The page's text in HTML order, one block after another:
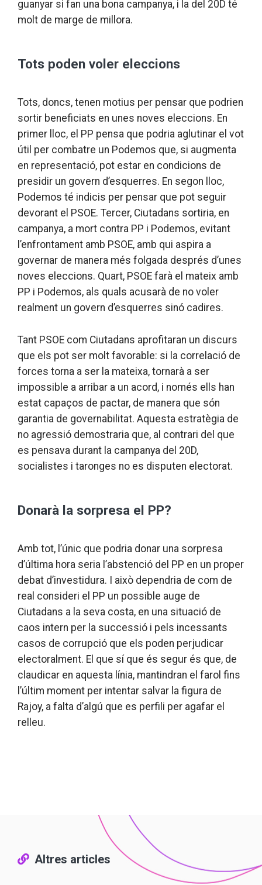
guanyar si fan una bona campanya, i la del 20D té
molt de marge de millora.
Tots poden voler eleccions
Tots, doncs, tenen motius per pensar que podrien
sortir beneficiats en unes noves eleccions. En
primer lloc, el PP pensa que podria aglutinar el vot
útil per combatre un Podemos que, si augmenta
en representació, pot estar en condicions de
presidir un govern d’esquerres. En segon lloc,
Podemos té indicis per pensar que pot seguir
devorant el PSOE. Tercer, Ciutadans sortiria, en
campanya, a mort contra PP i Podemos, evitant
l’enfrontament amb PSOE, amb qui aspira a
governar de manera més folgada després d’unes
noves eleccions. Quart, PSOE farà el mateix amb
PP i Podemos, als quals acusarà de no voler
realment un govern d’esquerres sinó cadires.
Tant PSOE com Ciutadans aprofitaran un discurs
que els pot ser molt favorable: si la correlació de
forces torna a ser la mateixa, tornarà a ser
impossible a arribar a un acord, i només ells han
estat capaços de pactar, de manera que són
garantia de governabilitat. Aquesta estratègia de
no agressió demostraria que, al contrari del que
es pensava durant la campanya del 20D,
socialistes i taronges no es disputen electorat.
Donarà la sorpresa el PP?
Amb tot, l’únic que podria donar una sorpresa
d’última hora seria l’abstenció del PP en un proper
debat d’investidura. I això dependria de com de
real consideri el PP un possible auge de
Ciutadans a la seva costa, en una situació de
caos intern per la successió i pels incessants
casos de corrupció que els poden perjudicar
electoralment. El que sí que és segur és que, de
claudicar en aquesta línia, mantindran el farol fins
l’últim moment per intentar salvar la figura de
Rajoy, a falta d’algú que es perfili per agafar el
relleu.
Altres articles